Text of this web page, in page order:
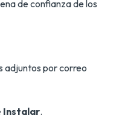
de confianza de los
adjuntos por correo
Instalar.